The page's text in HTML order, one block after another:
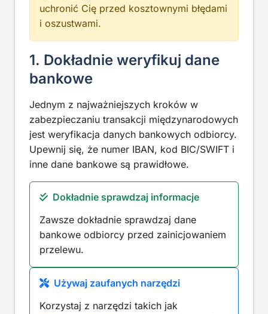
uchronić Cię przed kosztownymi błędami
i oszustwami.
1. Dokładnie weryfikuj dane
bankowe
Jednym z najważniejszych kroków w
zabezpieczaniu transakcji międzynarodowych
jest weryfikacja danych bankowych odbiorcy.
Upewnij się, że numer IBAN, kod BIC/SWIFT i
inne dane bankowe są prawidłowe.
Dokładnie sprawdzaj informacje
Zawsze dokładnie sprawdzaj dane
bankowe odbiorcy przed zainicjowaniem
przelewu.
Używaj zaufanych narzędzi
Korzystaj z narzędzi takich jak